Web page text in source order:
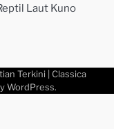
Laut Kuno
Terkini | Classica
WordPress.